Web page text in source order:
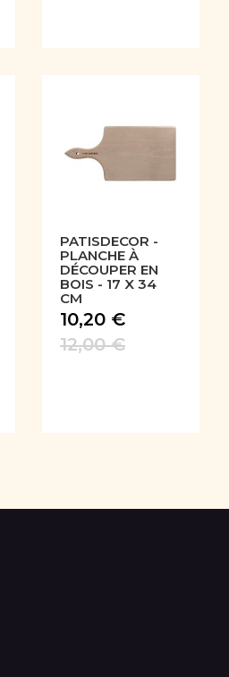
PATISDECOR -
PLANCHE À
DÉCOUPER EN
BOIS - 17 X 34
CM
10,20 €
12,00 €